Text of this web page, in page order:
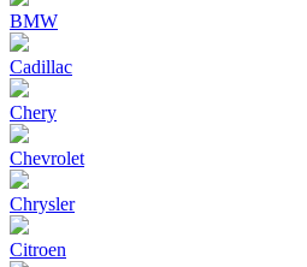
BMW
Cadillac
Chery
Chevrolet
Chrysler
Citroen